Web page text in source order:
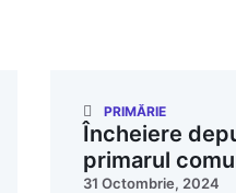
PRIMĂRIE
Încheiere
primarul
31 Octombrie, 2024